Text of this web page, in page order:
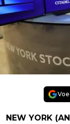
NEW YORK